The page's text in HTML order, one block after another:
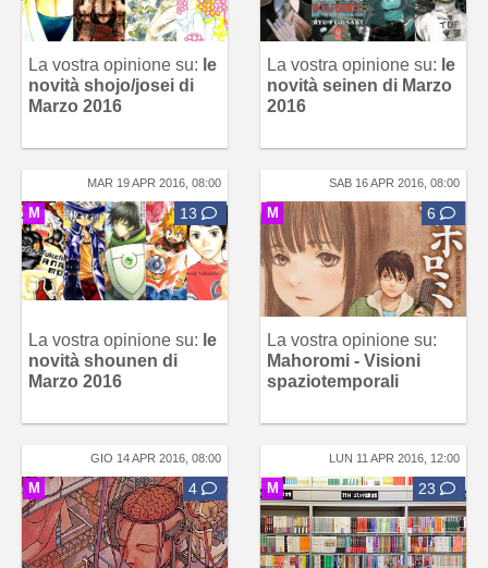
La vostra opinione su: le
novità shojo/josei di
Marzo 2016
La vostra opinione su: le
novità seinen di Marzo
2016
MAR 19 APR 2016, 08:00
M 13
La vostra opinione su: le
novità shounen di
Marzo 2016
SAB 16 APR 2016, 08:00
M 6
La vostra opinione su:
Mahoromi - Visioni
spaziotemporali
GIO 14 APR 2016, 08:00
M 4
LUN 11 APR 2016, 12:00
M 23